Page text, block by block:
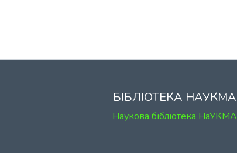
БІБЛІОТЕКА НАУКМА
Наукова бібліотека НаУКМА